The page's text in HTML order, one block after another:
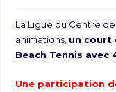
La Ligue du Centre
animations, un court
Beach Tennis avec
Une participation